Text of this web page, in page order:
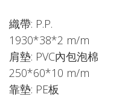
織帶: P.P.
1930*38*2 m/m
肩墊: PVC內包泡棉
250*60*10 m/m
靠墊: PE板